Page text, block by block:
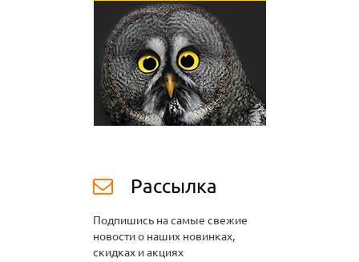
Рассылка
Подпишись на самые свежие
новости о наших новинках,
скидках и акциях